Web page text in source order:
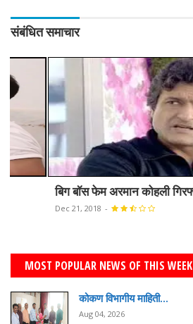
संबंधित समाचार
बिग बॉस फेम अरमान कोहली गिरफ्तार,...
Dec 21, 2018 -
MOST POPULAR NEWS OF THIS WEEK
कोकण विभागीय माहिती...
Aug 04, 2026